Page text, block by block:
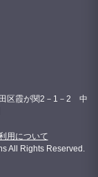
区霞が関2－1－2 中
用について
All Rights Reserved.